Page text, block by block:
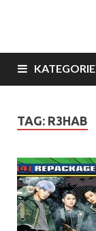
KATEGORIE
TAG: R3HAB